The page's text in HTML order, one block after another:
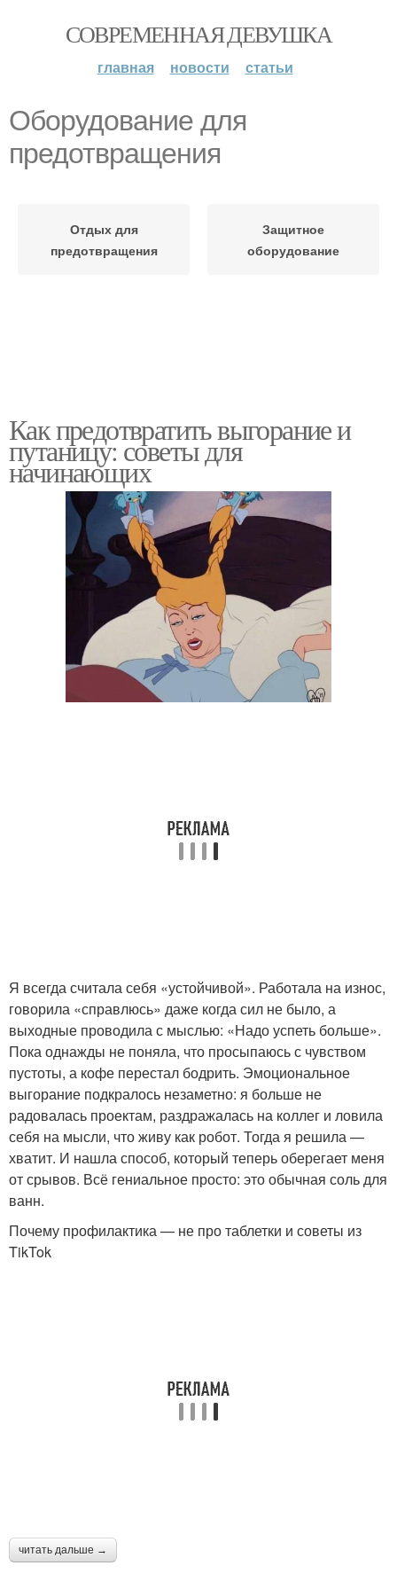
СОВРЕМЕННАЯ ДЕВУШКА
главная новости статьи
Оборудование для
предотвращения
Отдых для
предотвращения
Защитное
оборудование
Как предотвратить выгорание и
путаницу: советы для
начинающих
Я всегда считала себя «устойчивой». Работала на износ,
говорила «справлюсь» даже когда сил не было, а
выходные проводила с мыслью: «Надо успеть больше».
Пока однажды не поняла, что просыпаюсь с чувством
пустоты, а кофе перестал бодрить. Эмоциональное
выгорание подкралось незаметно: я больше не
радовалась проектам, раздражалась на коллег и ловила
себя на мысли, что живу как робот. Тогда я решила —
хватит. И нашла способ, который теперь оберегает меня
от срывов. Всё гениальное просто: это обычная соль для
ванн.
Почему профилактика — не про таблетки и советы из
TikTok
читать дальше →